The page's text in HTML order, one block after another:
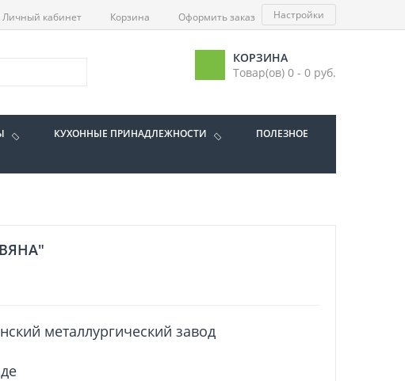
Личный кабинет Корзина Оформить заказ Настройки
КОРЗИНА
Товар(ов) 0 - 0 руб.
КУХОННЫЕ ПРИНАДЛЕЖНОСТИ ПОЛЕЗНОЕ
металлургический завод